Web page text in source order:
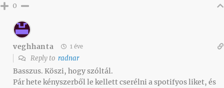
0
veghhanta 1 éve
Reply to radnar
Basszus. Köszi, hogy szóltál.
Pár hete kényszerből le kellett cserélni a spotifyos liket, és